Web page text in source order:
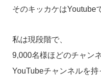
そのキッカケはYoutube
私は現段階で、
9,000名様ほどのチャン
YouTubeチャンネルを持